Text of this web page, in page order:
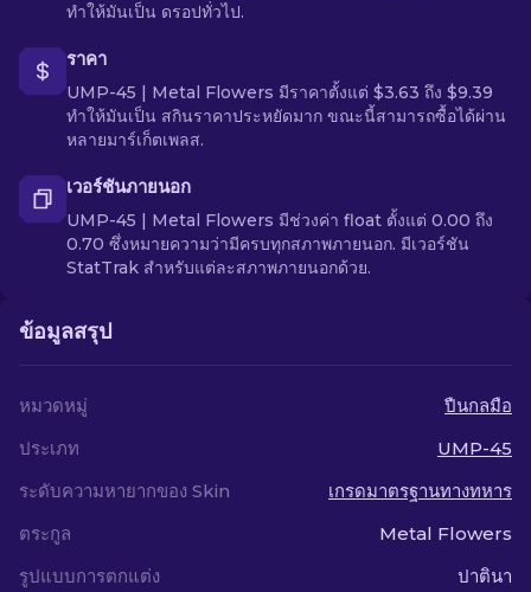
ทำให้มันเป็น ดรอปทั่วไป.
ราคา
UMP-45 | Metal Flowers มีราคาตั้งแต่ $3.63 ถึง $9.39
ทำให้มันเป็น สกินราคาประหยัดมาก ขณะนี้สามารถซื้อได้ผ่าน
หลายมาร์เก็ตเพลส.
เวอร์ชันภายนอก
UMP-45 | Metal Flowers มีช่วงค่า float ตั้งแต่ 0.00 ถึง
0.70 ซึ่งหมายความว่ามีครบทุกสภาพภายนอก. มีเวอร์ชัน
StatTrak สำหรับแต่ละสภาพภายนอกด้วย.
ข้อมูลสรุป
หมวดหมู่
ปืนกลมือ
ประเภท
UMP-45
ระดับความหายากของ Skin
เกรดมาตรฐานทางทหาร
ตระกูล
Metal Flowers
รูปแบบการตกแต่ง
ปาตินา